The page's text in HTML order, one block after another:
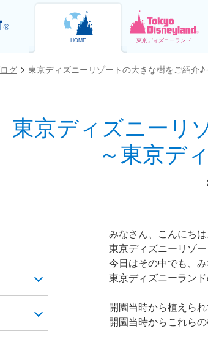
HOME 東京ディズニーランド
グ 東京ディズニーリゾートの大きな樹をご紹介
東京ディズニーリ
～東京デ
お気に入り
みなさん、こんにちは
東京ディズニーリゾ
今日はその中でも、
東京ディズニーラン
開園当時から植えら
開園当時からこれら